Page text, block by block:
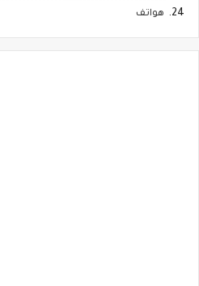
هواتف